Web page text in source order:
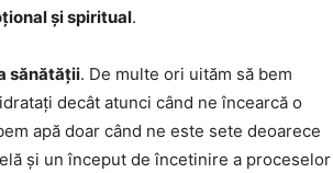
și spiritual.
sănătății. De multe ori uităm să bem
decât atunci când ne încearcă o
apă doar când ne este sete deoarece
și un început de încetinire a proceselor